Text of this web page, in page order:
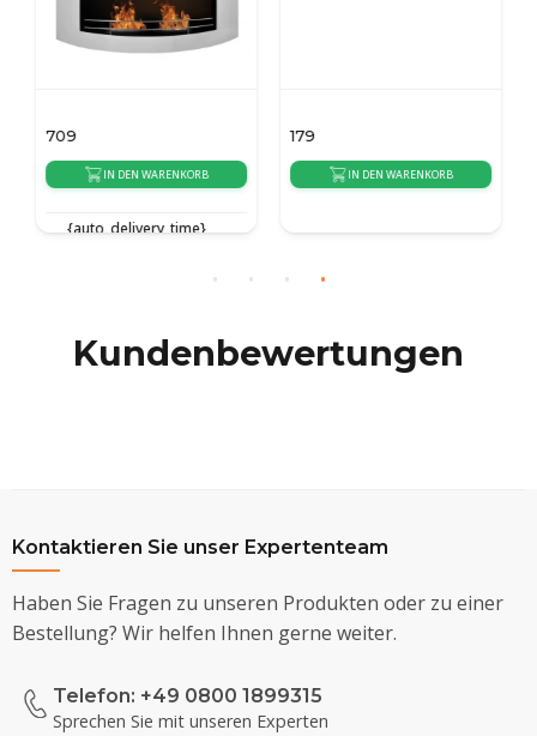
709
IN DEN WARENKORB
{auto_delivery_time}
179
IN DEN WARENKORB
Kundenbewertungen
Kontaktieren Sie unser Expertenteam
Haben Sie Fragen zu unseren Produkten oder zu einer
Bestellung? Wir helfen Ihnen gerne weiter.
Telefon: +49 0800 1899315
Sprechen Sie mit unseren Experten